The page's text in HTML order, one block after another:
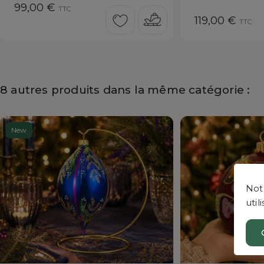
Prix
99,00 € TTC
Prix
119,00 € TTC
8 autres produits dans la même catégorie :
New